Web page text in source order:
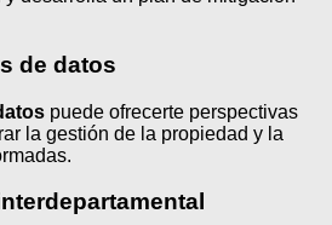
de datos
puede ofrecerte perspectivas
la gestión de la propiedad y la